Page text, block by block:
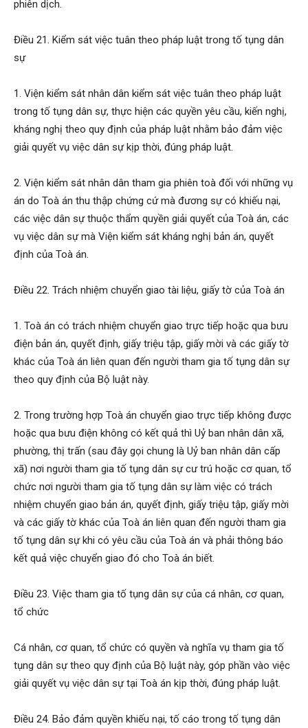
phiên dịch.
Điều 21. Kiểm sát việc tuân theo pháp luật trong tố tụng dân
sự
1. Viện kiểm sát nhân dân kiểm sát việc tuân theo pháp luật
trong tố tụng dân sự, thực hiện các quyền yêu cầu, kiến nghị,
kháng nghị theo quy định của pháp luật nhằm bảo đảm việc
giải quyết vụ việc dân sự kịp thời, đúng pháp luật.
2. Viện kiểm sát nhân dân tham gia phiên toà đối với những vụ
án do Toà án thu thập chứng cứ mà đương sự có khiếu nại,
các việc dân sự thuộc thẩm quyền giải quyết của Toà án, các
vụ việc dân sự mà Viện kiểm sát kháng nghị bản án, quyết
định của Toà án.
Điều 22. Trách nhiệm chuyển giao tài liệu, giấy tờ của Toà án
1. Toà án có trách nhiệm chuyển giao trực tiếp hoặc qua bưu
điện bản án, quyết định, giấy triệu tập, giấy mời và các giấy tờ
khác của Toà án liên quan đến người tham gia tố tụng dân sự
theo quy định của Bộ luật này.
2. Trong trường hợp Toà án chuyển giao trực tiếp không được
hoặc qua bưu điện không có kết quả thì Uỷ ban nhân dân xã,
phường, thị trấn (sau đây gọi chung là Uỷ ban nhân dân cấp
xã) nơi người tham gia tố tụng dân sự cư trú hoặc cơ quan, tổ
chức nơi người tham gia tố tụng dân sự làm việc có trách
nhiệm chuyển giao bản án, quyết định, giấy triệu tập, giấy mời
và các giấy tờ khác của Toà án liên quan đến người tham gia
tố tụng dân sự khi có yêu cầu của Toà án và phải thông báo
kết quả việc chuyển giao đó cho Toà án biết.
Điều 23. Việc tham gia tố tụng dân sự của cá nhân, cơ quan,
tổ chức
Cá nhân, cơ quan, tổ chức có quyền và nghĩa vụ tham gia tố
tụng dân sự theo quy định của Bộ luật này, góp phần vào việc
giải quyết vụ việc dân sự tại Toà án kịp thời, đúng pháp luật.
Điều 24. Bảo đảm quyền khiếu nại, tố cáo trong tố tụng dân